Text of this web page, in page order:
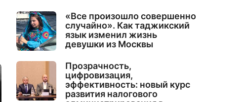
«Все произошло совершенно
случайно». Как таджикский
язык изменил жизнь
девушки из Москвы
Прозрачность,
цифровизация,
эффективность: новый курс
развития налогового